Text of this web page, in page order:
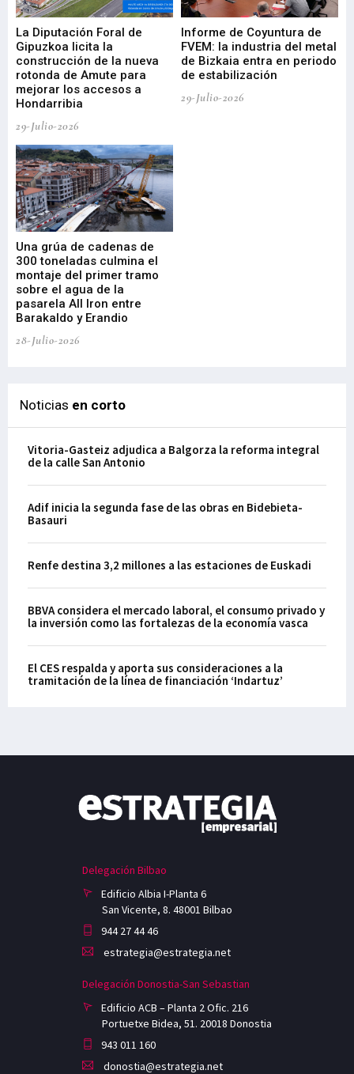
La Diputación Foral de
Gipuzkoa licita la
construcción de la nueva
rotonda de Amute para
mejorar los accesos a
Hondarribia
29-Julio-2026
Informe de Coyuntura de
FVEM: la industria del metal
de Bizkaia entra en periodo
de estabilización
29-Julio-2026
Una grúa de cadenas de
300 toneladas culmina el
montaje del primer tramo
sobre el agua de la
pasarela All Iron entre
Barakaldo y Erandio
28-Julio-2026
Noticias en corto
Vitoria-Gasteiz adjudica a Balgorza la reforma integral
de la calle San Antonio
Adif inicia la segunda fase de las obras en Bidebieta-
Basauri
Renfe destina 3,2 millones a las estaciones de Euskadi
BBVA considera el mercado laboral, el consumo privado y
la inversión como las fortalezas de la economía vasca
El CES respalda y aporta sus consideraciones a la
tramitación de la línea de financiación ‘Indartuz’
Delegación Bilbao
Edificio Albia I-Planta 6
San Vicente, 8. 48001 Bilbao
944 27 44 46
estrategia@estrategia.net
Delegación Donostia-San Sebastian
Edificio ACB – Planta 2 Ofic. 216
Portuetxe Bidea, 51. 20018 Donostia
943 011 160
donostia@estrategia.net